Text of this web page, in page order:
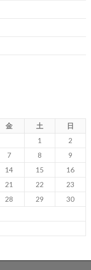
金 土 日
1
2
7 8
9
14 15
16
21 22
23
28 29
30